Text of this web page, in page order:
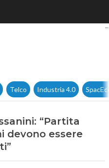
Fiber, Bassanini:
Telco Industria 4.0
“Partita
devono essere